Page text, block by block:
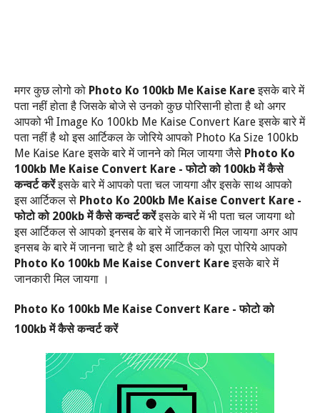
मगर कुछ लोगो को Photo Ko 100kb Me Kaise Kare इसके बारे में
पता नहीं होता है जिसके बोजे से उनको कुछ पोरिसानी होता है थो अगर
आपको भी Image Ko 100kb Me Kaise Convert Kareइसके बारे में
पता नहीं है थो इस आर्टिकल के जोरिये आपको Photo Ka Size 100kb
Me Kaise Kareइसके बारे में जानने को मिल जायगा जैसे Photo Ko
100kb Me Kaise Convert Kare -फोटो को 100kbमें कैसे
कन्वर्ट करेंइसके बारे में आपको पता चल जायगा और इसके साथ आपको
इस आर्टिकल से Photo Ko 200kb Me Kaise Convert Kare -
फोटो को 200kbमें कैसे कन्वर्ट करेंइसके बारे में भी पता चल जायगा थो
इस आर्टिकल से आपको इनसब के बारे में जानकारी मिल जायगा अगर आप
इनसब के बारे में जानना चाटे है थो इस आर्टिकल को पूरा पोरिये आपको
Photo Ko 100kb Me Kaise Convert Kareइसके बारे में
जानकारी मिल जायगा ।
Photo Ko 100kb Me Kaise Convert Kare -फोटो को
100kbमें कैसे कन्वर्ट करें